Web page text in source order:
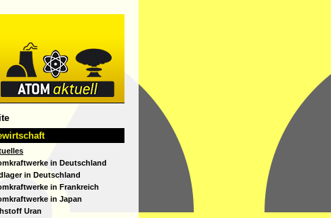
Atom
Aktuell
in Deutschland
in Deutschland
in Frankreich
in Japan
Uran